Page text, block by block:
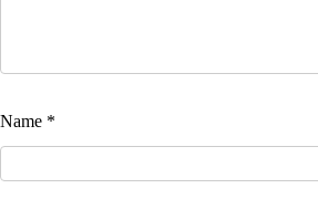
Name *